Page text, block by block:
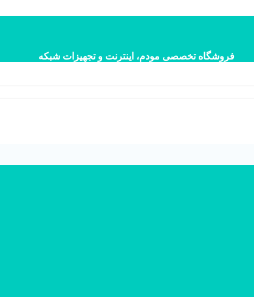
فروشگاه تخصصی مودم، اینترنت و تجهیزات شبکه